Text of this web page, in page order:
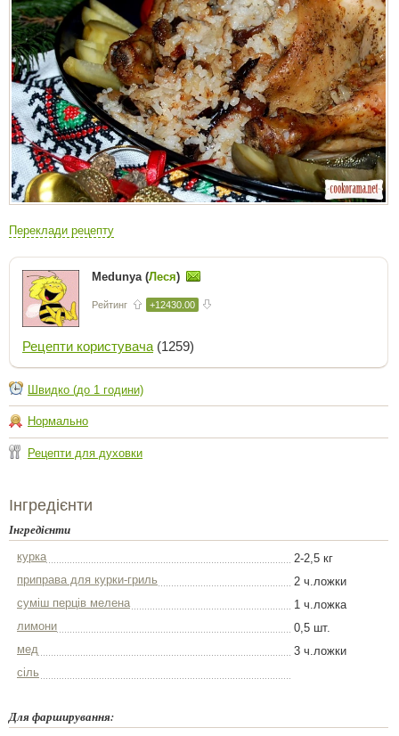
Переклади рецепту
Medunya (Леся)
Рейтинг +12430.00
Рецепти користувача (1259)
Швидко (до 1 години)
Нормально
Рецепти для духовки
Інгредієнти
Інгредієнти
курка
2-2,5 кг
приправа для курки-гриль
2 ч.ложки
суміш перців мелена
1 ч.ложка
лимони
0,5 шт.
мед
3 ч.ложки
сіль
Для фарширування: